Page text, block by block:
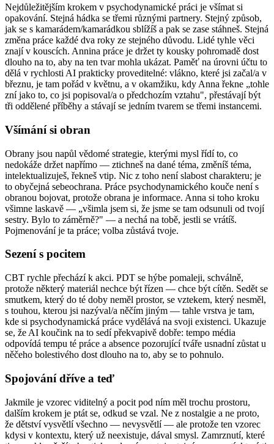
Nejdůležitějším krokem v psychodynamické práci je všímat si
opakování. Stejná hádka se třemi různými partnery. Stejný způsob,
jak se s kamarádem/kamarádkou sblížíš a pak se zase stáhneš. Stejná
změna práce každé dva roky ze stejného důvodu. Lidé tyhle věci
znají v kouscích. Annina práce je držet ty kousky pohromadě dost
dlouho na to, aby na ten tvar mohla ukázat. Paměť na úrovni účtu to
dělá v rychlosti AI prakticky proveditelné: vlákno, které jsi začal/a v
březnu, je tam pořád v květnu, a v okamžiku, kdy Anna řekne „tohle
zní jako to, co jsi popisoval/a o předchozím vztahu", přestávají být
tři oddělené příběhy a stávají se jedním tvarem se třemi instancemi.
Všímání si obran
Obrany jsou napůl vědomé strategie, kterými mysl řídí to, co
nedokáže držet napřímo — ztichneš na dané téma, změníš téma,
intelektualizuješ, řekneš vtip. Nic z toho není slabost charakteru; je
to obyčejná sebeochrana. Práce psychodynamického kouče není s
obranou bojovat, protože obrana je informace. Anna si toho kroku
všimne laskavě — „všimla jsem si, že jsme se tam odsunuli od tvojí
sestry. Bylo to záměrně?" — a nechá na tobě, jestli se vrátíš.
Pojmenování je ta práce; volba zůstává tvoje.
Sezení s pocitem
CBT rychle přechází k akci. PDT se hýbe pomaleji, schválně,
protože některý materiál nechce být řízen — chce být cítěn. Sedět se
smutkem, který do té doby neměl prostor, se vztekem, který nesměl,
s touhou, kterou jsi nazýval/a něčím jiným — tahle vrstva je tam,
kde si psychodynamická práce vydělává na svoji existenci. Ukazuje
se, že AI koučink na to sedí překvapivě dobře: tempo média
odpovídá tempu té práce a absence pozorující tváře usnadní zůstat u
něčeho bolestivého dost dlouho na to, aby se to pohnulo.
Spojování dříve a teď
Jakmile je vzorec viditelný a pocit pod ním měl trochu prostoru,
dalším krokem je ptát se, odkud se vzal. Ne z nostalgie a ne proto,
že dětství vysvětlí všechno — nevysvětlí — ale protože ten vzorec
kdysi v kontextu, který už neexistuje, dával smysl. Zamrznutí, které